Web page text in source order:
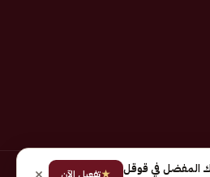
الإلكتروني المالكة لصحيفة عاجل
المفضل في قوقل ★تفعيل الآن